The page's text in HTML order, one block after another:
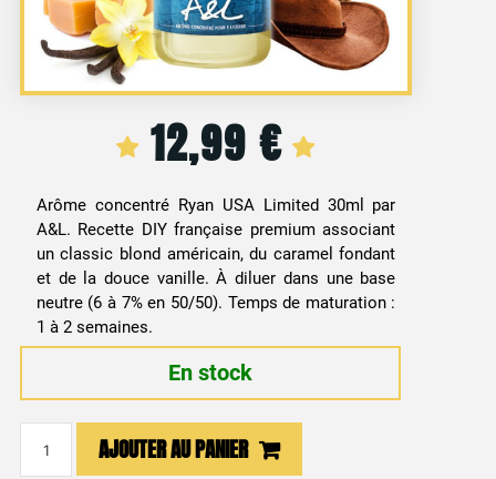
12,99 €
Arôme concentré Ryan USA Limited 30ml par
A&L. Recette DIY française premium associant
un classic blond américain, du caramel fondant
et de la douce vanille. À diluer dans une base
neutre (6 à 7% en 50/50). Temps de maturation :
1 à 2 semaines.
En stock
AJOUTER AU PANIER